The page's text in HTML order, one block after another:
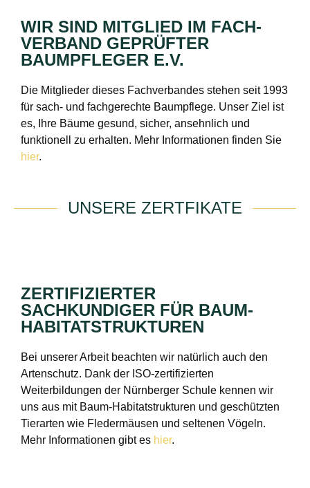
WIR SIND MITGLIED IM FACH­
VERBAND GEPRÜFTER
BAUMPFLEGER E.V.
Die Mitglieder dieses Fachverbandes stehen seit 1993
für sach- und fachgerechte Baumpflege. Unser Ziel ist
es, Ihre Bäume gesund, sicher, ansehnlich und
funktionell zu erhalten. Mehr Informationen finden Sie
hier.
UNSERE ZERTFIKATE
ZERTIFIZIERTER
SACHKUNDIGER FÜR BAUM-
HABITATSTRUKTUREN
Bei unserer Arbeit beachten wir natürlich auch den
Artenschutz. Dank der ISO-zertifizierten
Weiterbildungen der Nürnberger Schule kennen wir
uns aus mit Baum-Habitatstrukturen und geschützten
Tierarten wie Fledermäusen und seltenen Vögeln.
Mehr Informationen gibt es hier.